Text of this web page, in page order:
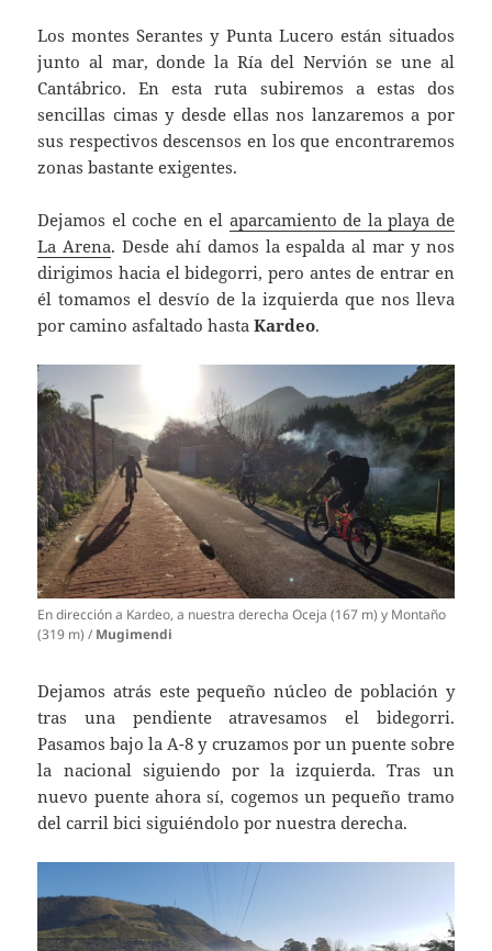
Los montes Serantes y Punta Lucero están situados
junto al mar, donde la Ría del Nervión se une al
Cantábrico. En esta ruta subiremos a estas dos
sencillas cimas y desde ellas nos lanzaremos a por
sus respectivos descensos en los que encontraremos
zonas bastante exigentes.
Dejamos el coche en el aparcamiento de la playa de
La Arena. Desde ahí damos la espalda al mar y nos
dirigimos hacia el bidegorri, pero antes de entrar en
él tomamos el desvío de la izquierda que nos lleva
por camino asfaltado hastaKardeo.
En dirección a Kardeo, a nuestra derecha Oceja (167 m) y Montaño
(319 m) / Mugimendi
Dejamos atrás este pequeño núcleo de población y
tras una pendiente atravesamos el bidegorri.
Pasamos bajo la A-8 y cruzamos por un puente sobre
la nacional siguiendo por la izquierda. Tras un
nuevo puente ahora sí, cogemos un pequeño tramo
del carril bici siguiéndolo por nuestra derecha.